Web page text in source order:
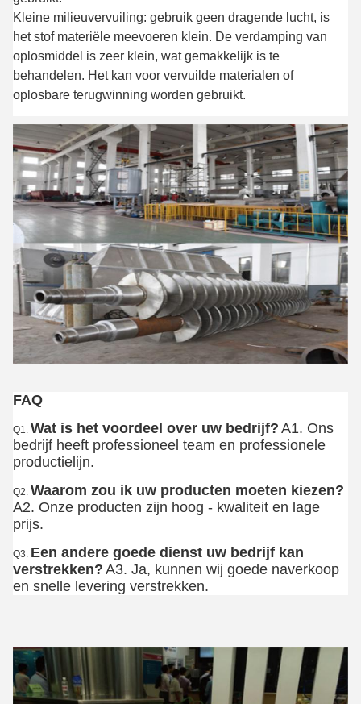
Kleine milieuvervuiling: gebruik geen dragende lucht, is
het stof materiële meevoeren klein. De verdamping van
oplosmiddel is zeer klein, wat gemakkelijk is te
behandelen. Het kan voor vervuilde materialen of
oplosbare terugwinning worden gebruikt.
FAQ
Q1. Wat is het voordeel over uw bedrijf? A1. Ons
bedrijf heeft professioneel team en professionele
productielijn.
Q2. Waarom zou ik uw producten moeten kiezen?
A2. Onze producten zijn hoog - kwaliteit en lage
prijs.
Q3. Een andere goede dienst uw bedrijf kan
verstrekken? A3. Ja, kunnen wij goede naverkoop
en snelle levering verstrekken.